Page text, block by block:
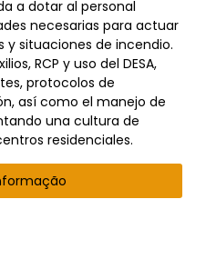
a dotar al personal
necesarias para actuar
situaciones de incendio.
RCP y uso del DESA,
protocolos de
así como el manejo de
una cultura de
residenciales.